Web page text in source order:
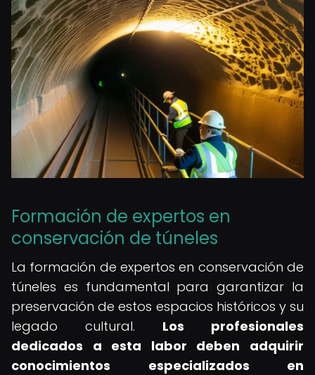
Formación de expertos en
conservación de túneles
La formación de expertos en conservación de
túneles es fundamental para garantizar la
preservación de estos espacios históricos y su
legado cultural. Los profesionales
dedicados a esta labor deben adquirir
conocimientos especializados en